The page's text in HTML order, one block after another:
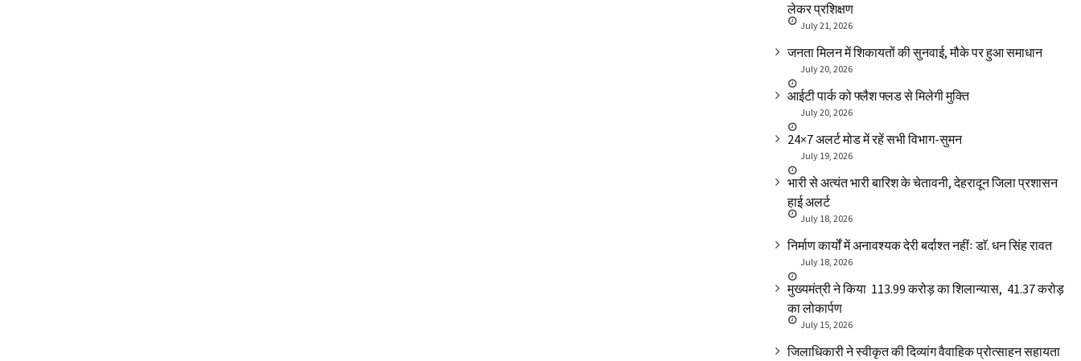
लेकर प्रशिक्षण
July 21, 2026
जनता मिलन में शिकायतों की सुनवाई, मौके पर हुआ समाधान
July 20, 2026
आईटी पार्क को फ्लैश फ्लड से मिलेगी मुक्ति
July 20, 2026
24×7 अलर्ट मोड में रहें सभी विभाग-सुमन
July 19, 2026
भारी से अत्यंत भारी बारिश के चेतावनी, देहरादून जिला प्रशासन
हाई अलर्ट
July 18, 2026
निर्माण कार्यों में अनावश्यक देरी बर्दाश्त नहींः डाॅ. धन सिंह रावत
July 18, 2026
मुख्यमंत्री ने किया ₹ 113.99 करोड़ का शिलान्यास, ₹ 41.37 करोड़
का लोकार्पण
July 15, 2026
जिलाधिकारी ने स्वीकृत की दिव्यांग वैवाहिक प्रोत्साहन सहायता